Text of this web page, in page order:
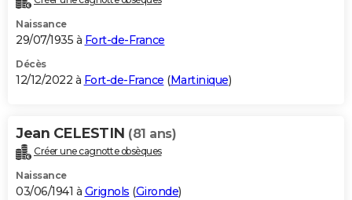
Naissance
29/07/1935 à Fort-de-France
Décès
12/12/2022 à Fort-de-France (Martinique)
Jean CELESTIN (81 ans)
Créer une cagnotte obsèques
Naissance
03/06/1941 à Grignols (Gironde)